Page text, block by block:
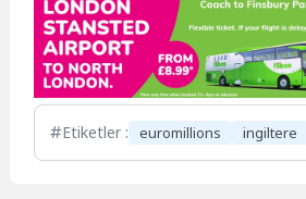
Etiketler : euromillions ingiltere